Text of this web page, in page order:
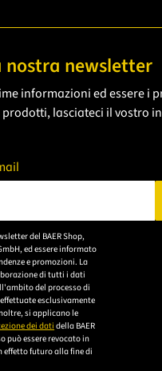
newsletter
informazioni ed essere i
lasciateci il vostro
gültige E-Mail-Adresse ein.
del BAER Shop,
ed essere informato
e promozioni. La
di tutti i dati
del processo di
esclusivamente
si applicano le
dei dati della BAER
può essere revocato in
effetto futuro alla fine di